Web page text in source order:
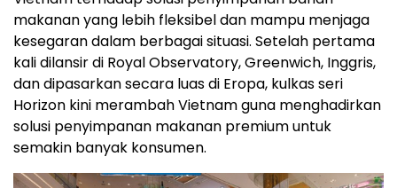
makanan yang lebih fleksibel dan mampu menjaga
kesegaran dalam berbagai situasi. Setelah pertama
kali dilansir di Royal Observatory, Greenwich, Inggris,
dan dipasarkan secara luas di Eropa, kulkas seri
Horizon kini merambah Vietnam guna menghadirkan
solusi penyimpanan makanan premium untuk
semakin banyak konsumen.